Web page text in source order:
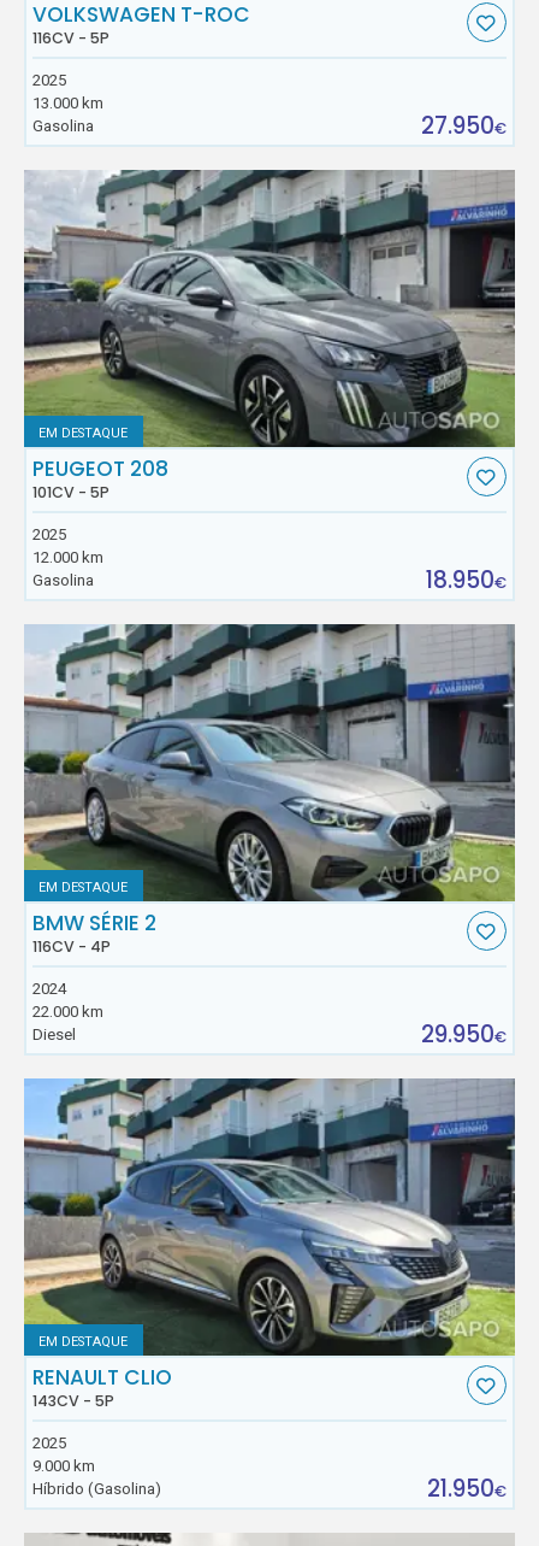
VOLKSWAGEN T-ROC
116CV - 5P
2025
13.000 km
Gasolina
27.950€
EM DESTAQUE
PEUGEOT 208
101CV - 5P
2025
12.000 km
Gasolina
18.950€
EM DESTAQUE
BMW SÉRIE 2
116CV - 4P
2024
22.000 km
Diesel
29.950€
EM DESTAQUE
RENAULT CLIO
143CV - 5P
2025
9.000 km
Híbrido (Gasolina)
21.950€